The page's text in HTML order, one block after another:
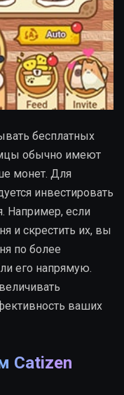
бесплатных
обычно имеют
монет. Для
инвестировать
Например, если
и скрестить их, вы
по более
его напрямую.
ваших
Catizen